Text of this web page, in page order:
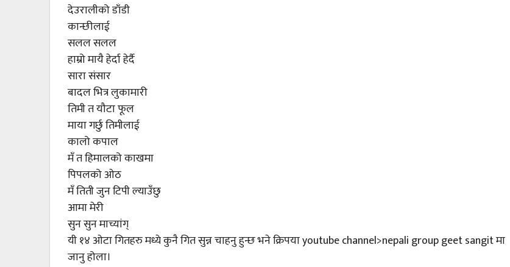
देउरालीको डाँडी
कान्छीलाई
सलल सलल
हाम्रो मायै हेर्दा हेर्दै
सारा संसार
बादल भित्र लुकामारी
तिमी त यौटा फूल
माया गर्छु तिमीलाई
कालो कपाल
मँ त हिमालको काखमा
पिपलको ओठ
मँ तिती जुन टिपी ल्याउँछु
आमा मेरी
सुन सुन माच्यांग्
यी १४ ओटा गितहरु मध्ये कुनै गित सुन्न चाहनु हुन्छ भने क्रिपया youtube channel>nepali group geet sangit मा
जानु होला।